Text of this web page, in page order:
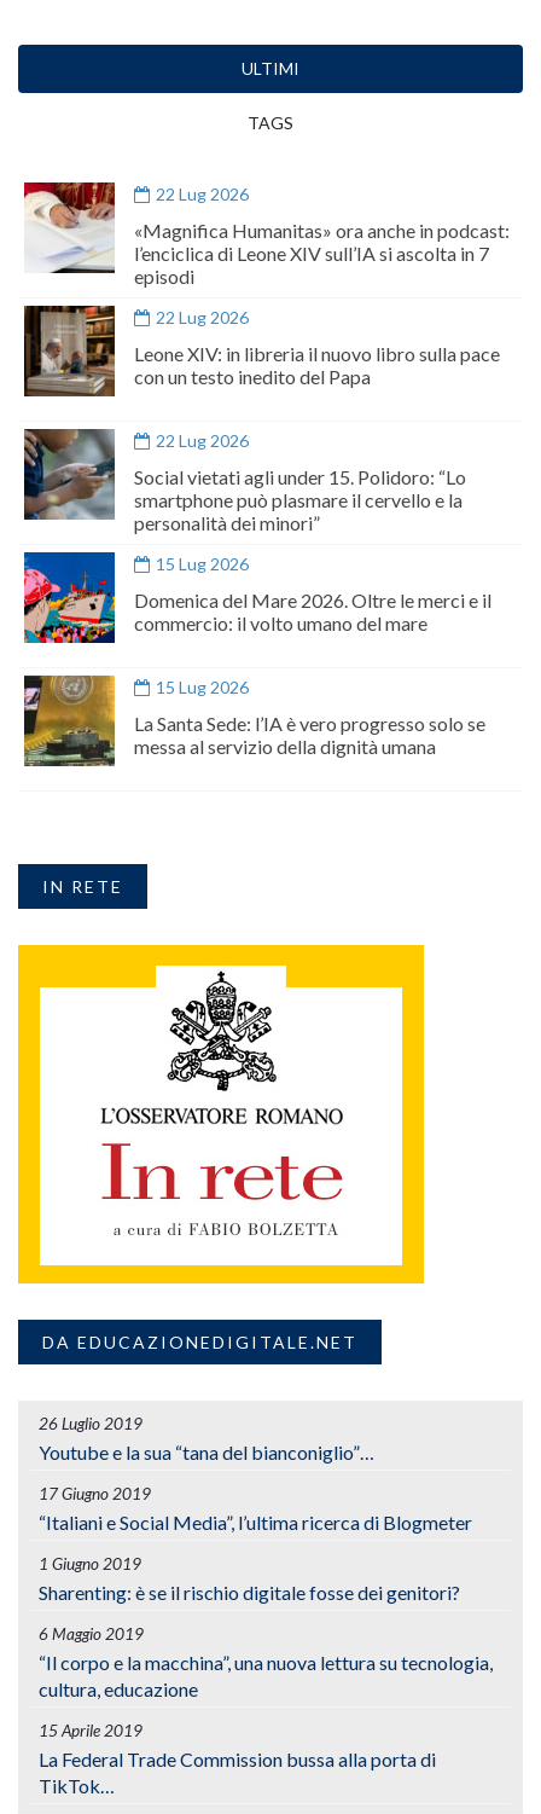
ULTIMI
TAGS
22 Lug 2026
«Magnifica Humanitas» ora anche in podcast:
l’enciclica di Leone XIV sull’IA si ascolta in 7
episodi
22 Lug 2026
Leone XIV: in libreria il nuovo libro sulla pace
con un testo inedito del Papa
22 Lug 2026
Social vietati agli under 15. Polidoro: “Lo
smartphone può plasmare il cervello e la
personalità dei minori”
15 Lug 2026
Domenica del Mare 2026. Oltre le merci e il
commercio: il volto umano del mare
15 Lug 2026
La Santa Sede: l’IA è vero progresso solo se
messa al servizio della dignità umana
IN RETE
DA EDUCAZIONEDIGITALE.NET
26 Luglio 2019
Youtube e la sua “tana del bianconiglio”…
17 Giugno 2019
“Italiani e Social Media”, l’ultima ricerca di Blogmeter
1 Giugno 2019
Sharenting: è se il rischio digitale fosse dei genitori?
6 Maggio 2019
“Il corpo e la macchina”, una nuova lettura su tecnologia,
cultura, educazione
15 Aprile 2019
La Federal Trade Commission bussa alla porta di
TikTok…